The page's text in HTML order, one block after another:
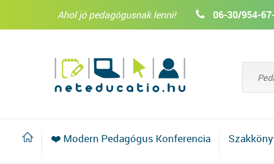
Ahol jó pedagógusnak lenni! 06-30/954-
❤️ Modern Pedagógus Konferencia